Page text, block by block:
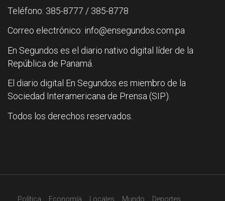
Teléfono: 385-8777 / 385-8778
Correo electrónico: info@ensegundos.com.pa
En Segundos es el diario nativo digital líder de la
República de Panamá.
El diario digital En Segundos es miembro de la
Sociedad Interamericana de Prensa (SIP).
Todos los derechos reservados.
Política Economía Locales Mundo Deportes